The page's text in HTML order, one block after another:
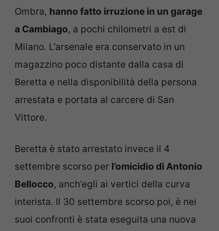
Ombra, hanno fatto irruzione in un garage
a Cambiago, a pochi chilometri a est di
Milano. L’arsenale era conservato in un
magazzino poco distante dalla casa di
Beretta e nella disponibilità della persona
arrestata e portata al carcere di San
Vittore.
Beretta è stato arrestato invece il 4
settembre scorso per l’omicidio di Antonio
Bellocco, anch’egli ai vertici della curva
interista. Il 30 settembre scorso poi, è nei
suoi confronti è stata eseguita una nuova